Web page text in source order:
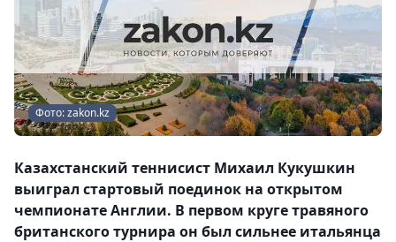
Фото: zakon.kz
Казахстанский теннисист Михаил Кукушкин
выиграл стартовый поединок на открытом
чемпионате Англии. В первом круге травяного
британского турнира он был сильнее итальянца